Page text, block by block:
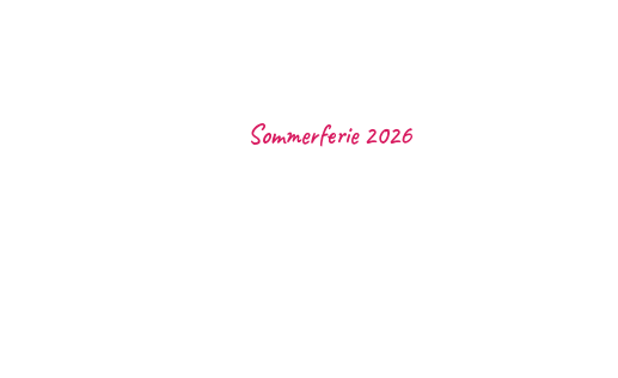
Sommerferie 2026